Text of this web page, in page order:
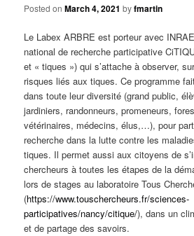
Posted onMarch 4, 2021 byfmartin
Le Labex ARBRE est porteur avec
national de recherche participative
et « tiques ») qui s’attache à observer,
risques liés aux tiques. Ce programme
dans toute leur diversité (grand public,
jardiniers, randonneurs, promeneurs,
vétérinaires, médecins, élus,…), pour
recherche dans la lutte contre les
tiques. Il permet aussi aux citoyens de
chercheurs à toutes les étapes de la
lors de stages au laboratoire Tous
(https://www.touschercheurs.fr/sciences-
participatives/nancy/citique/), dans un
et de partage des savoirs.